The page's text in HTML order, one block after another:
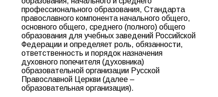
профессионального образования, Стандарта
православного компонента начального общего,
основного общего, среднего (полного) общего
образования для учебных заведений Российской
Федерации и определяет роль, обязанности,
ответственность и порядок назначения
духовного попечителя (духовника)
образовательной организации Русской
Православной Церкви (далее –
образовательная организация).